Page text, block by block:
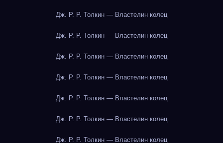
Дж. Р. Р. Толкин — Властелин колец
Дж. Р. Р. Толкин — Властелин колец
Дж. Р. Р. Толкин — Властелин колец
Дж. Р. Р. Толкин — Властелин колец
Дж. Р. Р. Толкин — Властелин колец
Дж. Р. Р. Толкин — Властелин колец
Дж. Р. Р. Толкин — Властелин колец